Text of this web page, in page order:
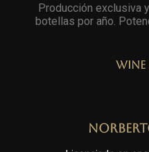
Producción exclusiva
botellas por año.
Wine